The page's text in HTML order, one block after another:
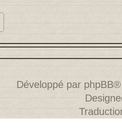
Développé par phpBB®